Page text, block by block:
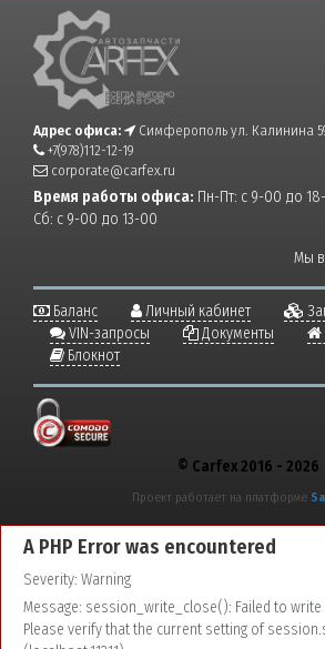
Адрес офиса:
Симферополь ул. Калинина
+7(978)112-12-19
corporate@carfex.ru
Время работы офиса: Пн-Пт: с 9-00 до
Сб: с 9-00 до 13-00
Мы в
Баланс Личный кабинет
VIN-запросы
Документы
Блокнот
© Carfex 2016 - 2026
Проект работает на платформе
A PHP Error was encountered
Severity: Warning
Message: session_write_close(): Failed to
Please verify that the current setting of